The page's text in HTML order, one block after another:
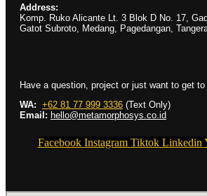
Address:
Komp. Ruko Alicante Lt. 3 Blok D No. 17,
Gatot Subroto, Medang, Pagedangan,
Have a question, project or just want to get
WA: +62 81 77 999 3336 (Text Only)
Email: hello@metamorphosys.co.id
Facebook Instagram Tiktok Linkedin